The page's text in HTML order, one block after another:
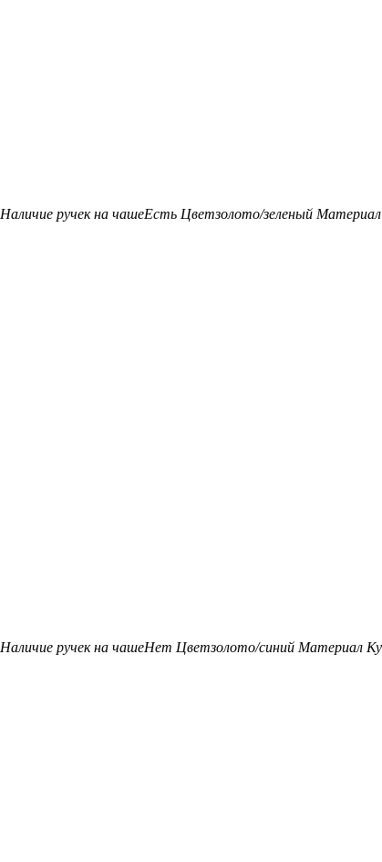
Наличие ручек на чашеЕсть Цветзолото/зеленый
Наличие ручек на чашеНет Цветзолото/синий Материал